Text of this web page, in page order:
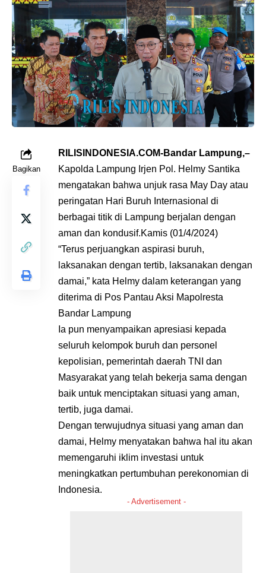
Bagikan
RILISINDONESIA.COM-Bandar Lampung,–
Kapolda Lampung Irjen Pol. Helmy Santika
mengatakan bahwa unjuk rasa May Day atau
peringatan Hari Buruh Internasional di
berbagai titik di Lampung berjalan dengan
aman dan kondusif.Kamis (01/4/2024)
“Terus perjuangkan aspirasi buruh,
laksanakan dengan tertib, laksanakan dengan
damai,” kata Helmy dalam keterangan yang
diterima di Pos Pantau Aksi Mapolresta
Bandar Lampung
Ia pun menyampaikan apresiasi kepada
seluruh kelompok buruh dan personel
kepolisian, pemerintah daerah TNI dan
Masyarakat yang telah bekerja sama dengan
baik untuk menciptakan situasi yang aman,
tertib, juga damai.
Dengan terwujudnya situasi yang aman dan
damai, Helmy menyatakan bahwa hal itu akan
memengaruhi iklim investasi untuk
meningkatkan pertumbuhan perekonomian di
Indonesia.
- Advertisement -